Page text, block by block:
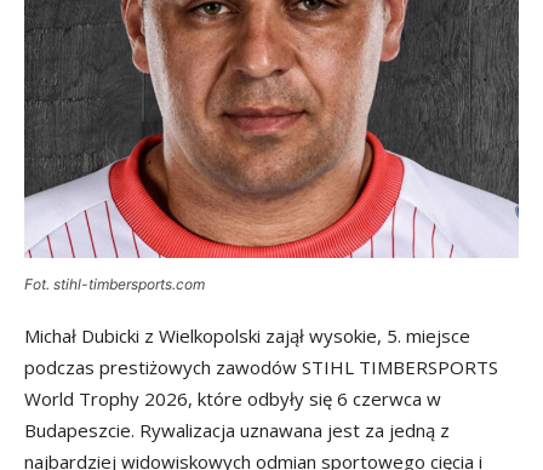
Fot. stihl-timbersports.com
Michał Dubicki z Wielkopolski zajął wysokie, 5. miejsce
podczas prestiżowych zawodów STIHL TIMBERSPORTS
World Trophy 2026, które odbyły się 6 czerwca w
Budapeszcie. Rywalizacja uznawana jest za jedną z
najbardziej widowiskowych odmian sportowego cięcia i